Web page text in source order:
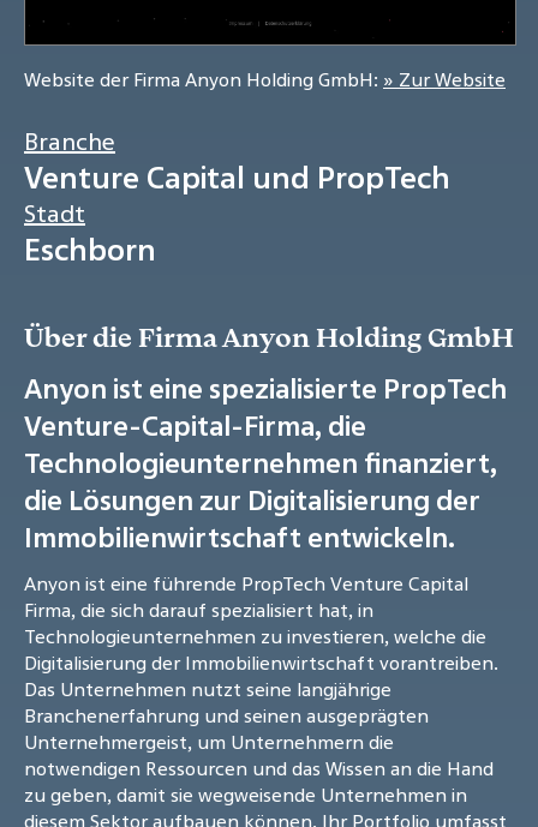
Website der Firma Anyon Holding GmbH: » Zur Website
Branche
Venture Capital und PropTech
Stadt
Eschborn
Über die Firma Anyon Holding GmbH
Anyon ist eine spezialisierte PropTech
Venture-Capital-Firma, die
Technologieunternehmen finanziert,
die Lösungen zur Digitalisierung der
Immobilienwirtschaft entwickeln.
Anyon ist eine führende PropTech Venture Capital
Firma, die sich darauf spezialisiert hat, in
Technologieunternehmen zu investieren, welche die
Digitalisierung der Immobilienwirtschaft vorantreiben.
Das Unternehmen nutzt seine langjährige
Branchenerfahrung und seinen ausgeprägten
Unternehmergeist, um Unternehmern die
notwendigen Ressourcen und das Wissen an die Hand
zu geben, damit sie wegweisende Unternehmen in
diesem Sektor aufbauen können. Ihr Portfolio umfasst